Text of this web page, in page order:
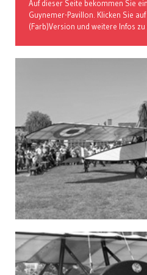
Auf dieser Seite bekommen Sie
Guynemer-Pavillon. Klicken Sie
(Farb)Version und weitere Infos zu